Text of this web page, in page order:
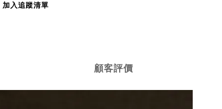
加入追蹤清單
顧客評價